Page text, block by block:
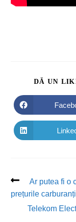
DĂ UN
Ar putea fi o
prețurile
Telekom